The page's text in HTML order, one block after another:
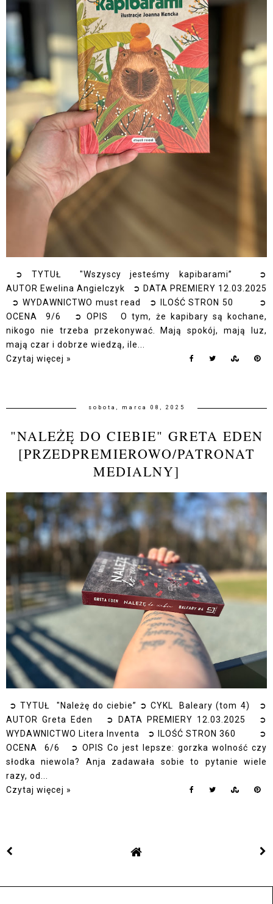
➲ TYTUŁ "Wszyscy jesteśmy kapibarami” ➲
AUTOR Ewelina Angielczyk ➲ DATA PREMIERY 12.03.2025
➲ WYDAWNICTWO must read ➲ ILOŚĆ STRON 50 ➲
OCENA 9/6 ➲ OPIS O tym, że kapibary są kochane,
nikogo nie trzeba przekonywać. Mają spokój, mają luz,
mają czar i dobrze wiedzą, ile...
Czytaj więcej »
sobota, marca 08, 2025
"NALEŻĘ DO CIEBIE" GRETA EDEN
[PRZEDPREMIEROWO/PATRONAT
MEDIALNY]
➲ TYTUŁ "Należę do ciebie” ➲ CYKL Baleary (tom 4) ➲
AUTOR Greta Eden ➲ DATA PREMIERY 12.03.2025 ➲
WYDAWNICTWO Litera Inventa ➲ ILOŚĆ STRON 360 ➲
OCENA 6/6 ➲ OPIS Co jest lepsze: gorzka wolność czy
słodka niewola? Anja zadawała sobie to pytanie wiele
razy, od...
Czytaj więcej »